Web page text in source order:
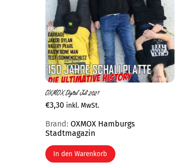
OXMOX Digital Juli 2021
€3,30 inkl. MwSt.
Brand: OXMOX Hamburgs
Stadtmagazin
In den Warenkorb